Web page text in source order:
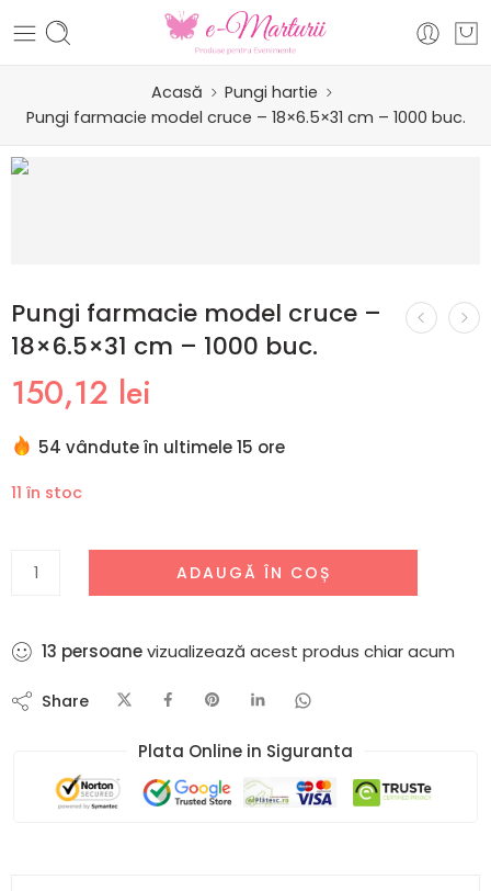
Acasă
Pungi hartie
Pungi farmacie model cruce – 18×6.5×31 cm – 1000 buc.
Pungi farmacie model cruce –
18×6.5×31 cm – 1000 buc.
150,12 lei
54 vândute în ultimele 15 ore
11 în stoc
ADAUGĂ ÎN COȘ
13 persoanevizualizează acest produs chiar acum
Share
Plata Online in Siguranta​